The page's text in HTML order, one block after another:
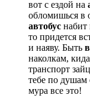
вот с ездой на
обломишься в
автобус набит
то придется
и наяву. Быть
наколкам,
транспорт
тебе по душам
мура все это!